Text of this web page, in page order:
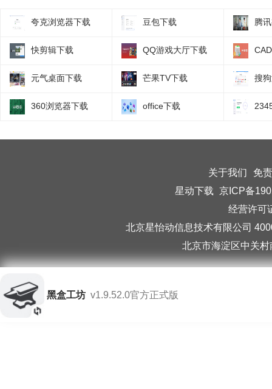
夸克浏览器下载 豆包下载 腾
快剪辑下载 QQ游戏大厅下载
元气桌面下载 芒果TV下载 搜
360浏览器下载 office下载
关于我们
免
星动下载 京ICP备
经营许可
北京星怡动信息技术有限公司
北京市海淀区中关
黑盒工坊 v1.9.52.0官方正式版